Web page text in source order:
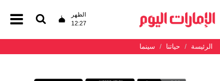
الظهر
12:27
الرئيسة حياتنا سينما